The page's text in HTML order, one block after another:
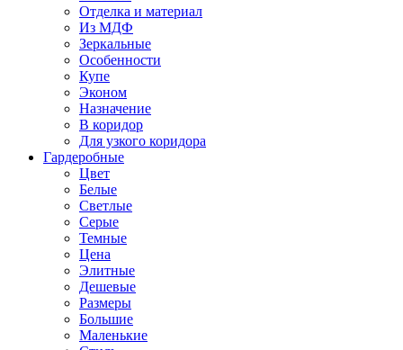
Отделка и материал
Из МДФ
Зеркальные
Особенности
Купе
Эконом
Назначение
В коридор
Для узкого коридора
Гардеробные
Цвет
Белые
Светлые
Серые
Темные
Цена
Элитные
Дешевые
Размеры
Большие
Маленькие